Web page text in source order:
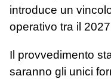
introduce un
operativo tra il
Il provvedimento
saranno gli unici